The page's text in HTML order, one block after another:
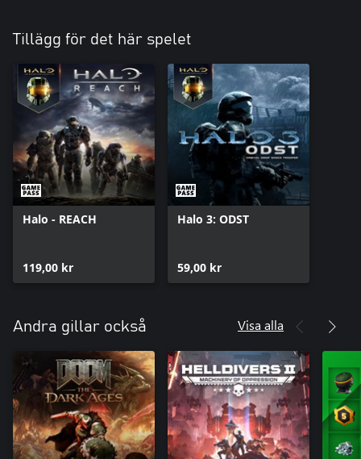
Tillägg för det här spelet
Halo - REACH
119,00 kr
Halo 3: ODST
59,00 kr
Andra gillar också Visa alla